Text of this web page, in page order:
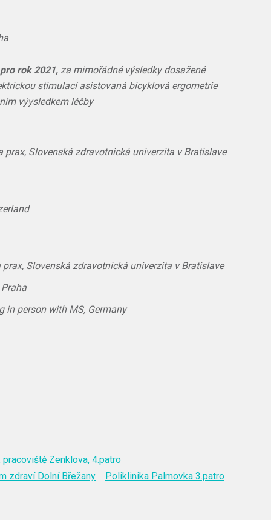
rok 2021, za mimořádné výsledky dosažené
stimulací asistovaná bicyklová ergometrie
výysledkem léčby
Slovenská zdravotnická univerzita v Bratislave
Slovenská zdravotnická univerzita v Bratislave
in person with MS, Germany
Zenklova, 4.patro
zdraví Dolní Břežany
Poliklinika Palmovka 3.patro